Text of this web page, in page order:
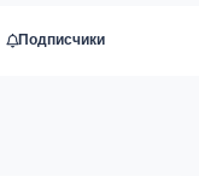
Подписчики